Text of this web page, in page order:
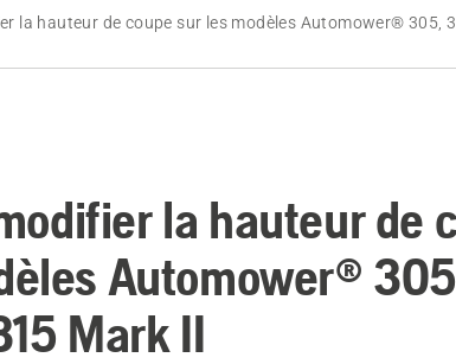
la hauteur de coupe sur les modèles Automower® 305,
la hauteur de
Automower®
Mark II